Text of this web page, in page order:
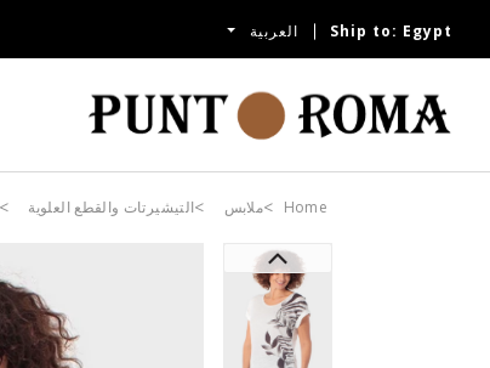
Ship to: Egypt العربية
Home ملابس التيشيرتات والقطع العلوية